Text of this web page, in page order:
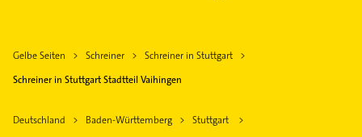
Gelbe Seiten Schreiner
Schreiner in Stuttgart
Schreiner in Stuttgart Stadtteil Vaihingen
Deutschland Baden-Württemberg
Stuttgart